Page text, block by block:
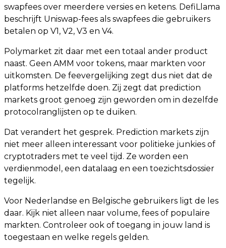
swapfees over meerdere versies en ketens. DefiLlama
beschrijft Uniswap-fees als swapfees die gebruikers
betalen op V1, V2, V3 en V4.
Polymarket zit daar met een totaal ander product
naast. Geen AMM voor tokens, maar markten voor
uitkomsten. De feevergelijking zegt dus niet dat de
platforms hetzelfde doen. Zij zegt dat prediction
markets groot genoeg zijn geworden om in dezelfde
protocolranglijsten op te duiken.
Dat verandert het gesprek. Prediction markets zijn
niet meer alleen interessant voor politieke junkies of
cryptotraders met te veel tijd. Ze worden een
verdienmodel, een datalaag en een toezichtsdossier
tegelijk.
Voor Nederlandse en Belgische gebruikers ligt de les
daar. Kijk niet alleen naar volume, fees of populaire
markten. Controleer ook of toegang in jouw land is
toegestaan en welke regels gelden.